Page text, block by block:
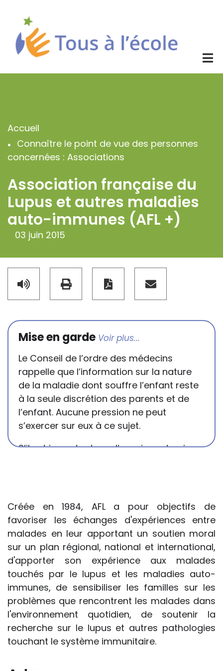
contenu
principal
Fil
d'Ariane
Accueil
Connaître le point de vue des personnes
concernées : Associations
Association française du
Lupus et autres maladies
auto-immunes (AFL +)
03 juin 2015
Mise en garde
Le Conseil de l’ordre des médecins
rappelle que l’information sur la nature
de la maladie dont souffre l’enfant reste
à la seule discrétion des parents et de
l’enfant. Aucune pression ne peut
s’exercer sur eux à ce sujet.
S’il est important que l’enseignant puisse
passe pas forcément pas l’exposé du
diagnostic en tant que tel.
Cette information doit être adaptée par
chacun, dans le respect de l’individu en
particulier, enfant et adulte, et prendre en
compte la variabilité d’une même
maladie ou handicap selon chaque
enfant.
La consultation d’informations sur un site
web n’exonère personne de ses
et pénales. Les personnes qui
Créée en 1984, AFL a pour objectifs de
favoriser les échanges d'expériences entre
malades en leur apportant un soutien moral
sur un plan régional, national et international,
d'apporter son expérience aux malades
touchés par le lupus et les maladies auto-
immunes, de sensibiliser les familles sur les
problèmes que rencontrent les malades dans
l'environnement quotidien, de soutenir la
recherche sur le lupus et autres pathologies
touchant le système immunitaire.